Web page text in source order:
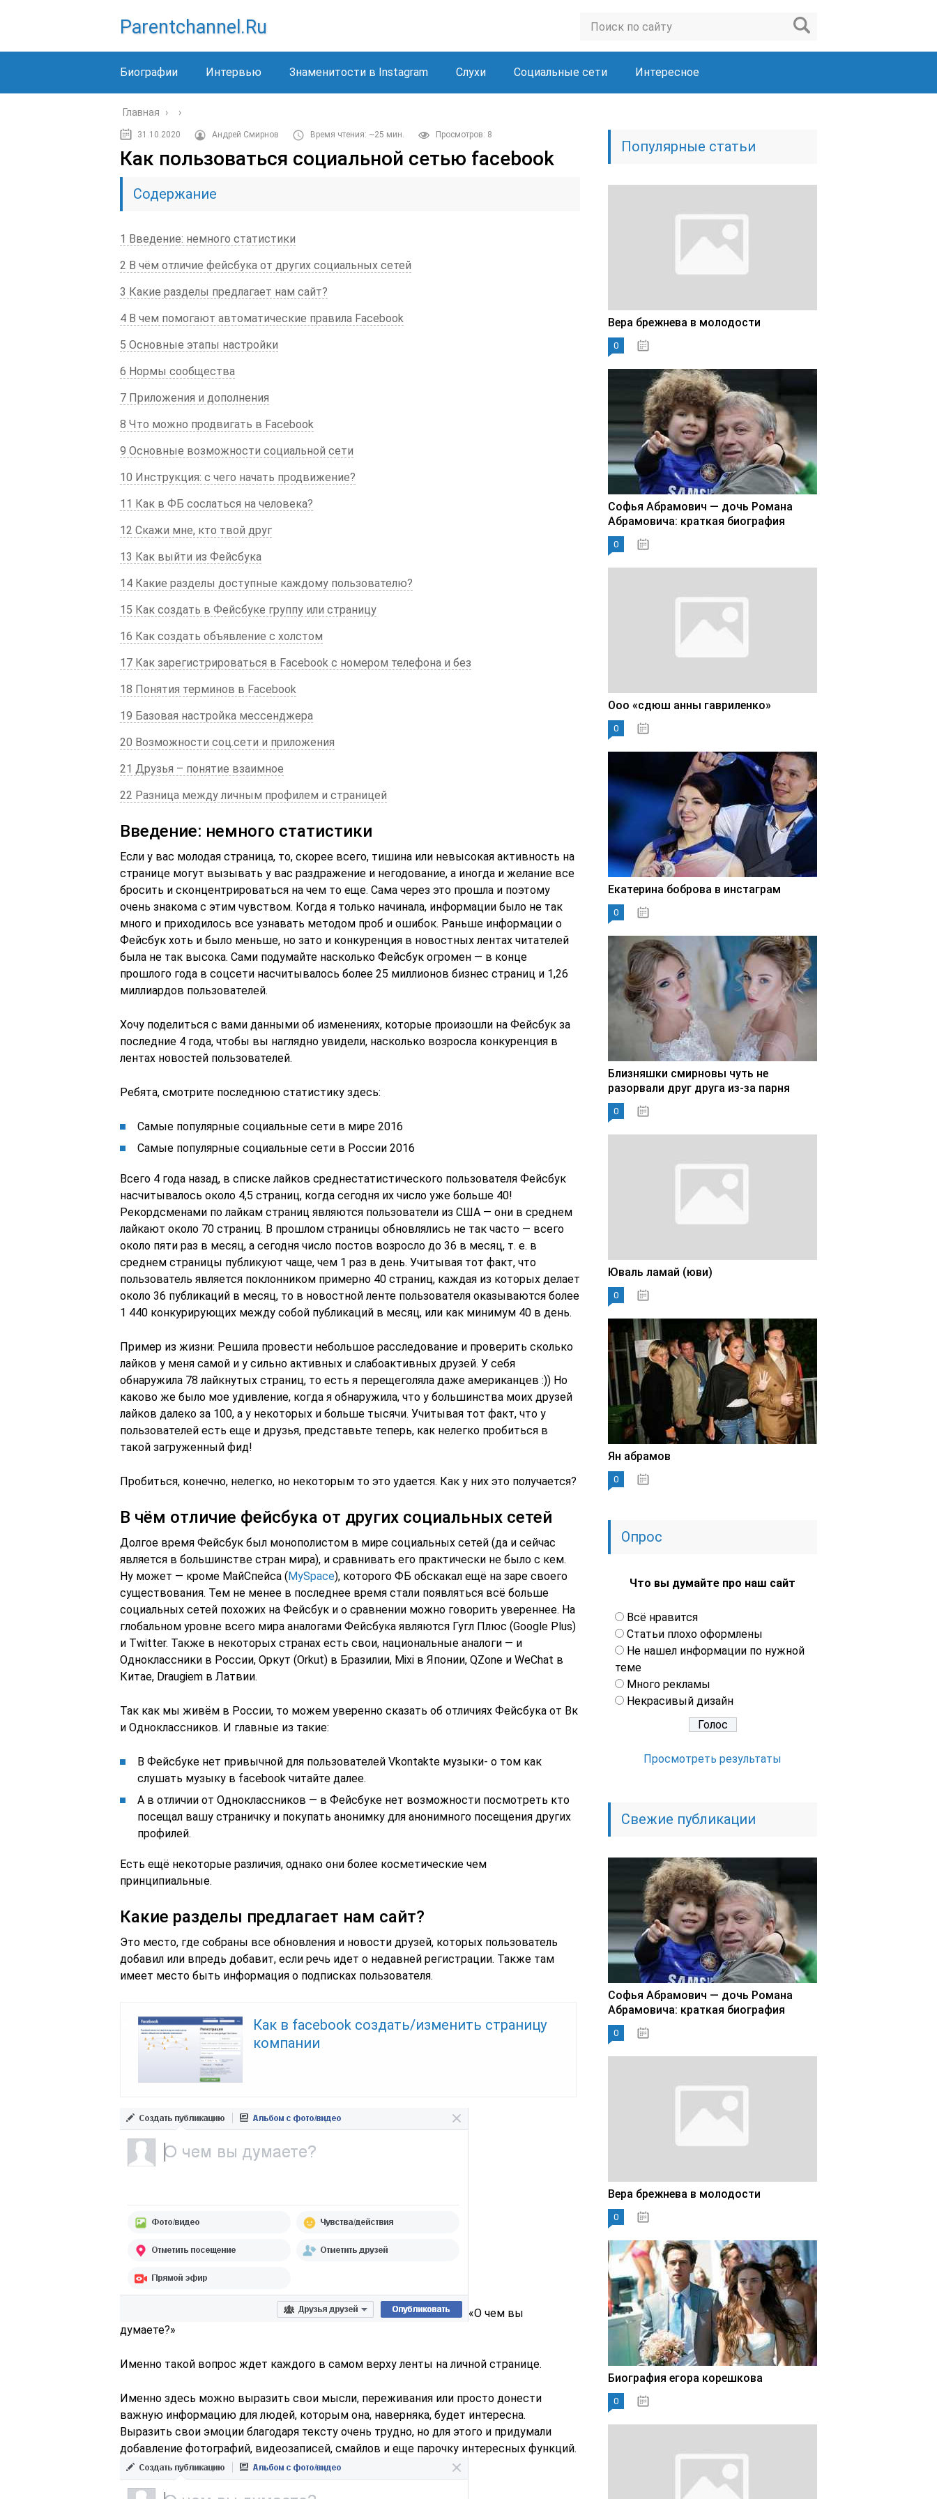
Parentchannel.ru
Биографии Интервью Знаменитости в Instagram Слухи Социальные сети Интересное
Главная › ›
31.10.2020 Андрей Смирнов Время чтения: ~25 мин. Просмотров: 8
Как пользоваться социальной сетью facebook
Содержание
1 Введение: немного статистики
2 В чём отличие фейсбука от других социальных сетей
3 Какие разделы предлагает нам сайт?
4 В чем помогают автоматические правила Facebook
5 Основные этапы настройки
6 Нормы сообщества
7 Приложения и дополнения
8 Что можно продвигать в Facebook
9 Основные возможности социальной сети
10 Инструкция: с чего начать продвижение?
11 Как в ФБ сослаться на человека?
12 Скажи мне, кто твой друг
13 Как выйти из Фейсбука
14 Какие разделы доступные каждому пользователю?
15 Как создать в Фейсбуке группу или страницу
16 Как создать объявление с холстом
17 Как зарегистрироваться в Facebook с номером телефона и без
18 Понятия терминов в Facebook
19 Базовая настройка мессенджера
20 Возможности соц.сети и приложения
21 Друзья – понятие взаимное
22 Разница между личным профилем и страницей
Введение: немного статистики
Если у вас молодая страница, то, скорее всего, тишина или невысокая активность на
странице могут вызывать у вас раздражение и негодование, а иногда и желание все
бросить и сконцентрироваться на чем то еще. Сама через это прошла и поэтому
очень знакома с этим чувством. Когда я только начинала, информации было не так
много и приходилось все узнавать методом проб и ошибок. Раньше информации о
Фейсбук хоть и было меньше, но зато и конкуренция в новостных лентах читателей
была не так высока. Сами подумайте насколько Фейсбук огромен — в конце
прошлого года в соцсети насчитывалось более 25 миллионов бизнес страниц и 1,26
миллиардов пользователей.
Хочу поделиться с вами данными об изменениях, которые произошли на Фейсбук за
последние 4 года, чтобы вы наглядно увидели, насколько возросла конкуренция в
лентах новостей пользователей.
Ребята, смотрите последнюю статистику здесь:
Самые популярные социальные сети в мире 2016
Самые популярные социальные сети в России 2016
Всего 4 года назад, в списке лайков среднестатистического пользователя Фейсбук
насчитывалось около 4,5 страниц, когда сегодня их число уже больше 40!
Рекордсменами по лайкам страниц являются пользователи из США — они в среднем
лайкают около 70 страниц. В прошлом страницы обновлялись не так часто — всего
около пяти раз в месяц, а сегодня число постов возросло до 36 в месяц, т. е. в
среднем страницы публикуют чаще, чем 1 раз в день. Учитывая тот факт, что
пользователь является поклонником примерно 40 страниц, каждая из которых делает
около 36 публикаций в месяц, то в новостной ленте пользователя оказываются более
1 440 конкурирующих между собой публикаций в месяц, или как минимум 40 в день.
Пример из жизни: Решила провести небольшое расследование и проверить сколько
лайков у меня самой и у сильно активных и слабоактивных друзей. У себя
обнаружила 78 лайкнутых страниц, то есть я перещеголяла даже американцев :)) Но
каково же было мое удивление, когда я обнаружила, что у большинства моих друзей
лайков далеко за 100, а у некоторых и больше тысячи. Учитывая тот факт, что у
пользователей есть еще и друзья, представьте теперь, как нелегко пробиться в
такой загруженный фид!
Пробиться, конечно, нелегко, но некоторым то это удается. Как у них это получается?
В чём отличие фейсбука от других социальных сетей
Долгое время Фейсбук был монополистом в мире социальных сетей (да и сейчас
является в большинстве стран мира), и сравнивать его практически не было с кем.
Ну может — кроме МайСпейса (MySpace), которого ФБ обскакал ещё на заре своего
существования. Тем не менее в последнее время стали появляться всё больше
социальных сетей похожих на Фейсбук и о сравнении можно говорить увереннее. На
глобальном уровне всего мира аналогами Фейсбука являются Гугл Плюс (Google Plus)
и Twitter. Также в некоторых странах есть свои, национальные аналоги — и
Одноклассники в России, Оркут (Orkut) в Бразилии, Mixi в Японии, QZone и WeChat в
Китае, Draugiem в Латвии.
Так как мы живём в России, то можем уверенно сказать об отличиях Фейсбука от Вк
и Одноклассников. И главные из такие:
В Фейсбуке нет привычной для пользователей Vkontakte музыки- о том как
слушать музыку в facebook читайте далее.
А в отличии от Одноклассников — в Фейсбуке нет возможности посмотреть кто
посещал вашу страничку и покупать анонимку для анонимного посещения других
профилей.
Есть ещё некоторые различия, однако они более косметические чем
принципиальные.
Какие разделы предлагает нам сайт?
Это место, где собраны все обновления и новости друзей, которых пользователь
добавил или впредь добавит, если речь идет о недавней регистрации. Также там
имеет место быть информация о подписках пользователя.
Как в facebook создать/изменить страницу
компании
«О чем вы
думаете?»
Именно такой вопрос ждет каждого в самом верху ленты на личной странице.
Именно здесь можно выразить свои мысли, переживания или просто донести
важную информацию для людей, которым она, наверняка, будет интересна.
Выразить свои эмоции благодаря тексту очень трудно, но для этого и придумали
добавление фотографий, видеозаписей, смайлов и еще парочку интересных функций.
Популярные статьи
Вера брежнева в молодости
0
Софья Абрамович — дочь Романа
Абрамовича: краткая биография
0
Ооо «сдюш анны гавриленко»
0
Екатерина боброва в инстаграм
0
Близняшки смирновы чуть не
разорвали друг друга из-за парня
0
Юваль ламай (юви)
0
Ян абрамов
0
Опрос
Что вы думайте про наш сайт
Всё нравится
Статьи плохо оформлены
Не нашел информации по нужной
теме
Много рекламы
Некрасивый дизайн
Просмотреть результаты
Свежие публикации
Софья Абрамович — дочь Романа
Абрамовича: краткая биография
0
Вера брежнева в молодости
0
Биография егора корешкова
0